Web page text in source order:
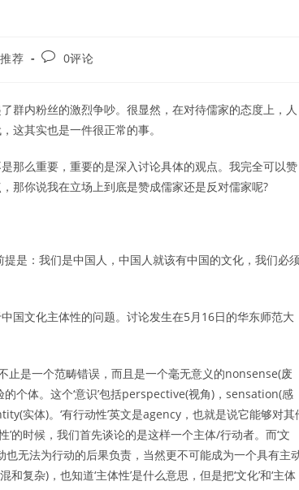
荐
Post0评论
群内粉丝的激烈争吵。很显然，在对待儒家的态度上，人
这其实也是一件很正常的事。
么重要，重要的是深入讨论具体的观点。我完全可以赞
那你说我在立场上到底是赞成儒家还是反对儒家呢?
：我们是中国人，中国人就该有中国的文化，我们必须
国文化主体性的问题。讨论发生在5月 16日的华东师范大
止是一个范畴错误，而且是一个毫无意义的nonsense(废
的个体。这个‘意识’包括perspective(视角) ， sensation(感
实体)。 ‘有行动性’英文是agency ，也就是说它能够对其
’的时候，我们首先谈论的是这样一个主体/行动者。而‘文
无法为行动的后果负责，当然更不可能成为一个具有主
和复杂) ，也知道‘主体性’是什么意思，但是把‘文化’和‘主体